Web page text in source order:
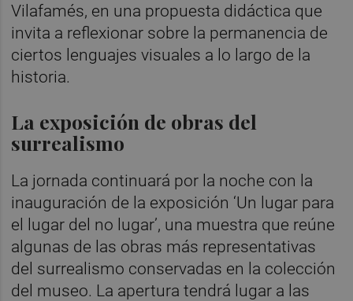
Vilafamés, en una propuesta didáctica que
invita a reflexionar sobre la permanencia de
ciertos lenguajes visuales a lo largo de la
historia.
La exposición de obras del
surrealismo
La jornada continuará por la noche con la
inauguración de la exposición ‘Un lugar para
el lugar del no lugar’, una muestra que reúne
algunas de las obras más representativas
del surrealismo conservadas en la colección
del museo. La apertura tendrá lugar a las